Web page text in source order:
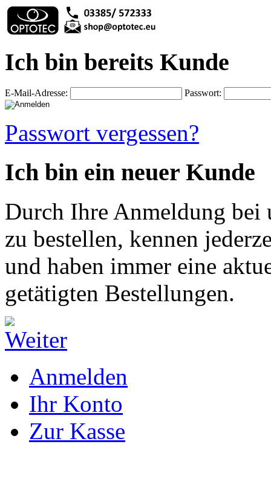
Ich bin bereits Kunde
E-Mail-Adresse: Passwort:
Passwort vergessen?
Ich bin ein neuer Kunde
Durch Ihre Anmeldung bei
zu bestellen, kennen
und haben immer eine
getätigten Bestellungen.
Anmelden
Ihr Konto
Zur Kasse